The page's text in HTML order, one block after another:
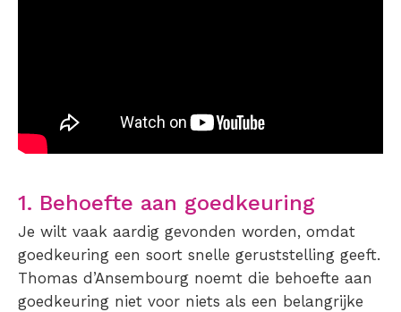
1. Behoefte aan goedkeuring
Je wilt vaak aardig gevonden worden, omdat
goedkeuring een soort snelle geruststelling geeft.
Thomas d’Ansembourg noemt die behoefte aan
goedkeuring niet voor niets als een belangrijke